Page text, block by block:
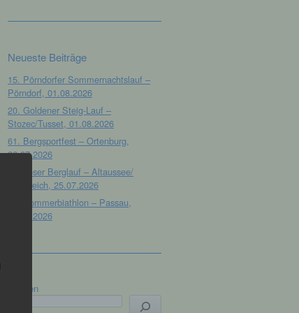
Neueste Beiträge
15. Pörndorfer Sommernachtslauf –
Pörndorf, 01.08.2026
20. Goldener Steig-Lauf –
Stozec/Tusset, 01.08.2026
61. Bergsportfest – Ortenburg,
26.07.2026
12. Loser Berglauf – Altaussee/
Österreich, 25.07.2026
32. Sommerbiathlon – Passau,
18.07.2026
Suchen